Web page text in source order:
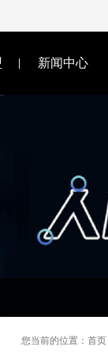
新闻中心
您当前的位置： 首页